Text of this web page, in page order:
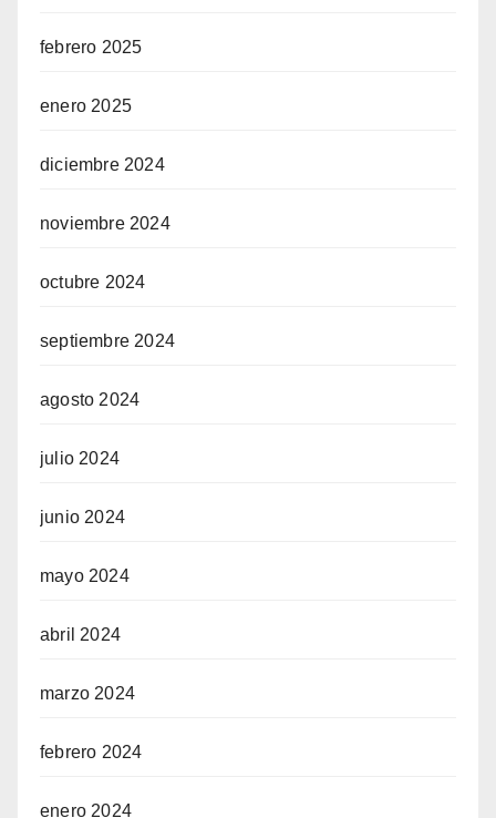
febrero 2025
enero 2025
diciembre 2024
noviembre 2024
octubre 2024
septiembre 2024
agosto 2024
julio 2024
junio 2024
mayo 2024
abril 2024
marzo 2024
febrero 2024
enero 2024